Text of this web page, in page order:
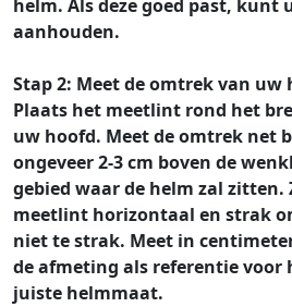
helm. Als deze goed past, kunt
aanhouden.
Stap 2: Meet de omtrek van uw
Plaats het meetlint rond het
uw hoofd. Meet de omtrek net
ongeveer 2-3 cm boven de
gebied waar de helm zal zitten.
meetlint horizontaal en strak
niet te strak. Meet in
de afmeting als referentie voor
juiste helmmaat.